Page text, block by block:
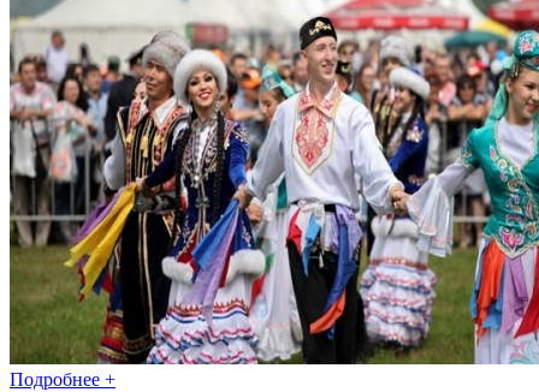
Подробнее +